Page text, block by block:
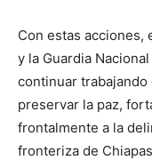
Con estas acciones,
y la Guardia
continuar trabajando
preservar la paz,
frontalmente a la
fronteriza de